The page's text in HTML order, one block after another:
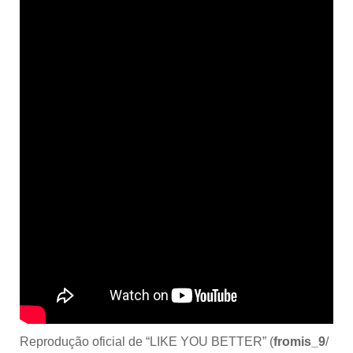
Reprodução oficial de “LIKE YOU BETTER” (fromis_9/